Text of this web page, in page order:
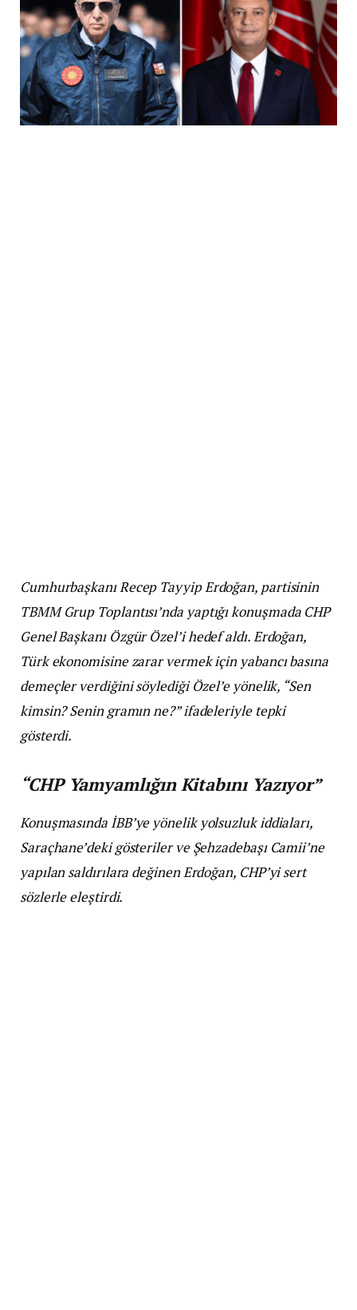
Cumhurbaşkanı Recep Tayyip Erdoğan, partisinin
TBMM Grup Toplantısı’nda yaptığı konuşmada CHP
Genel Başkanı Özgür Özel’i hedef aldı. Erdoğan,
Türk ekonomisine zarar vermek için yabancı basına
demeçler verdiğini söylediği Özel’e yönelik, “Sen
kimsin? Senin gramın ne?” ifadeleriyle tepki
gösterdi.
“CHP Yamyamlığın Kitabını Yazıyor”
Konuşmasında İBB’ye yönelik yolsuzluk iddiaları,
Saraçhane’deki gösteriler ve Şehzadebaşı Camii’ne
yapılan saldırılara değinen Erdoğan, CHP’yi sert
sözlerle eleştirdi.